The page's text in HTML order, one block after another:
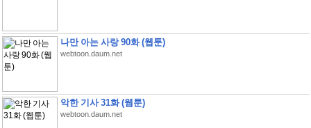
나만 아는 사랑 90화 (웹툰)
webtoon.daum.net
악한 기사 31화 (웹툰)
webtoon.daum.net